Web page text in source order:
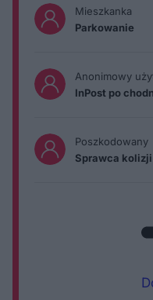
Mieszkanka
Parkowanie
Anonimowy
InPost po
Poszkodowany
Sprawca kolizji